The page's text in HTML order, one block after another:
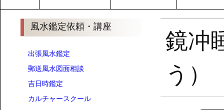
風水鑑定依頼・講座
出張風水鑑定
郵送風水図面相談
吉日時鑑定
カルチャースクール
鏡冲
う）